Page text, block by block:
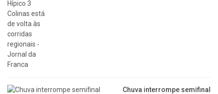
​Chuva interrompe semifinal